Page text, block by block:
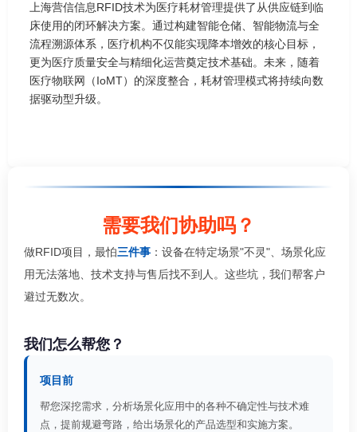
上海营信信息RFID技术为医疗耗材管理提供了从供应链到临
床使用的闭环解决方案。通过构建智能仓储、智能物流与全
流程溯源体系，医疗机构不仅能实现降本增效的核心目标，
更为医疗质量安全与精细化运营奠定技术基础。未来，随着
医疗物联网（IoMT）的深度整合，耗材管理模式将持续向数
据驱动型升级。
需要我们协助吗？
做RFID项目，最怕三件事 ：设备在特定场景"不灵"、场景化应
用无法落地、技术支持与售后找不到人。这些坑，我们帮客户
避过无数次。
我们怎么帮您？
项目前
帮您深挖需求，分析场景化应用中的各种不确定性与技术难
点，提前规避弯路，给出场景化的产品选型和实施方案。